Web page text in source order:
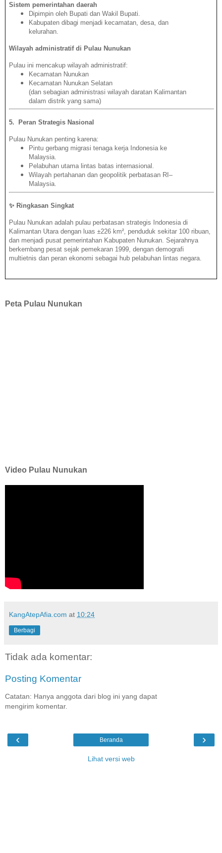
Sistem pemerintahan daerah
Dipimpin oleh Bupati dan Wakil Bupati.
Kabupaten dibagi menjadi kecamatan, desa, dan
kelurahan.
Wilayah administratif di Pulau Nunukan
Pulau ini mencakup wilayah administratif:
Kecamatan Nunukan
Kecamatan Nunukan Selatan
(dan sebagian administrasi wilayah daratan Kalimantan
dalam distrik yang sama)
5️. Peran Strategis Nasional
Pulau Nunukan penting karena:
Pintu gerbang migrasi tenaga kerja Indonesia ke
Malaysia.
Pelabuhan utama lintas batas internasional.
Wilayah pertahanan dan geopolitik perbatasan RI–
Malaysia.
✨ Ringkasan Singkat
Pulau Nunukan adalah pulau perbatasan strategis Indonesia di
Kalimantan Utara dengan luas ±226 km², penduduk sekitar 100 ribuan,
dan menjadi pusat pemerintahan Kabupaten Nunukan. Sejarahnya
berkembang pesat sejak pemekaran 1999, dengan demografi
multietnis dan peran ekonomi sebagai hub pelabuhan lintas negara.
Peta Pulau Nunukan
Video Pulau Nunukan
KangAtepAfia.com at 10:24
Berbagi
Tidak ada komentar:
Posting Komentar
Catatan: Hanya anggota dari blog ini yang dapat
mengirim komentar.
‹ ›
Beranda
Lihat versi web